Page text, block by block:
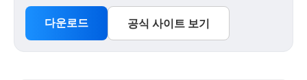
다운로드 공식 사이트 보기